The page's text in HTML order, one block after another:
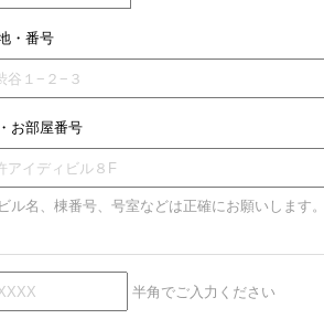
・番号
お部屋番号
ル名、棟番号、号室などは正確にお願いします。
半角でご入力ください